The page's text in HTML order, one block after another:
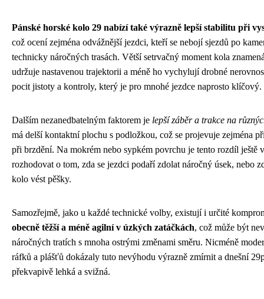
Pánské horské kolo 29 nabízí také výrazně lepší stabilitu při
což ocení zejména odvážnější jezdci, kteří se nebojí sjezdů po
technicky náročných trasách. Větší setrvačný moment kola
udržuje nastavenou trajektorii a méně ho vychylují drobné
pocit jistoty a kontroly, který je pro mnohé jezdce naprosto klíčový.
Dalším nezanedbatelným faktorem je lepší záběr a trakce na
má delší kontaktní plochu s podložkou, což se projevuje zejména
při brzdění. Na mokrém nebo sypkém povrchu je tento rozdíl ještě
rozhodovat o tom, zda se jezdci podaří zdolat náročný úsek, nebo
kolo vést pěšky.
Samozřejmě, jako u každé technické volby, existují i určité
obecně těžší a méně agilní v úzkých zatáčkách, což může být
náročných tratích s mnoha ostrými změnami směru. Nicméně
ráfků a plášťů dokázaly tuto nevýhodu výrazně zmírnit a dnešní
překvapivě lehká a svižná.